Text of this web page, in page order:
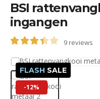
BSI
ingangen
9 reviews
FLASH SALE
-12%